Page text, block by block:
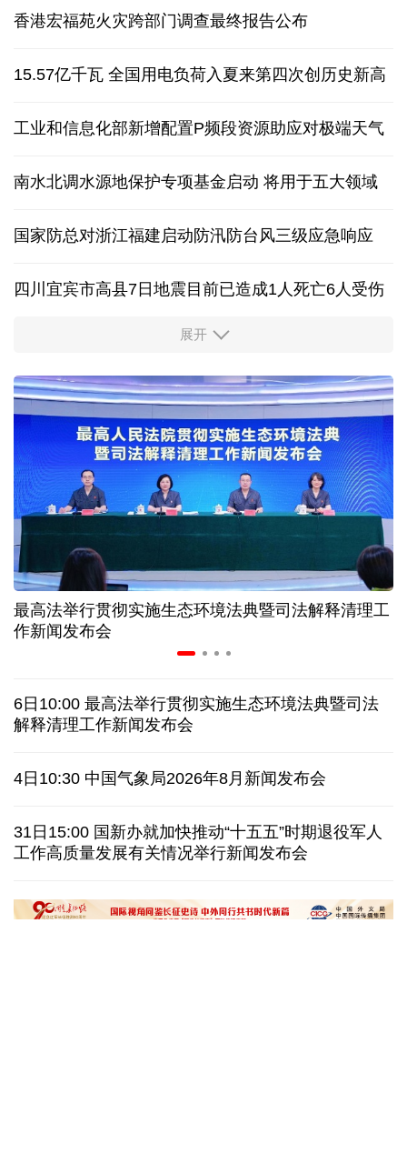
香港宏福苑火灾跨部门调查最终报告公布
15.57亿千瓦 全国用电负荷入夏来第四次创历史新高
工业和信息化部新增配置P频段资源助应对极端天气
南水北调水源地保护专项基金启动 将用于五大领域
国家防总对浙江福建启动防汛防台风三级应急响应
四川宜宾市高县7日地震目前已造成1人死亡6人受伤
四个关键词解读中国经济韧性
球票撬动全城消费 赛事经济如何将"流量"变"增量"
第五届数贸会将首设Token专区 探索算力贸易新路径
北京：非京籍家庭购房社保个税缴纳年限下调为一年
近346亿元 广东电网交出上半年投资建设亮眼答卷
31省份上半年外贸成绩单出炉 见证产业提质跃迁
俄黑客称获取北约直接参与袭击俄领土的书面证据
美国上诉法院维持对白宫宴会厅改造项目的暂停令
西班牙要求意大利取消针对性旅客边检 意:不会撤销
展开
最高法举行贯彻实施生态环境法典暨司法解释清理工
作新闻发布会
6日10:00 最高法举行贯彻实施生态环境法典暨司法
解释清理工作新闻发布会
4日10:30 中国气象局2026年8月新闻发布会
31日15:00 国新办就加快推动“十五五”时期退役军人
工作高质量发展有关情况举行新闻发布会